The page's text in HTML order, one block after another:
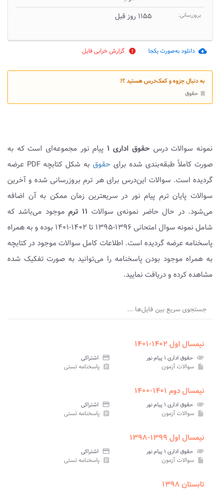
بروزرسانی: ۱۱۵۵ روز قبل
cloud_download دانلود به‌صورت یکجا report گزارش خرابی فایل
به دنبال جزوه و کمک‌درس هستید ؟!
حقوق
نمونه سوالات درس حقوق اداری ۱
پیام نور مجموعه‌ای است که به
صورت کاملاً طبقه‌بندی شده برای حقوق
به شکل کتابچه PDF عرضه
گردیده است. سوالات این‌درس برای هر ترم بروزرسانی شده و آخرین
سوالات پایان ترم پیام نور در سریعترین زمان ممکن به آن اضافه
می‌شود. در حال حاضر نمونه‌ی سوالات ۱۱ ترم
موجود می‌باشد که
شامل نمونه سوال امتحانی ۱۳۹۶-۱۳۹۵ تا ۱۴۰۲-۱۴۰۱ بوده و به همراه
پاسخنامه عرضه گردیده است. اطلاعات کامل سوالات موجود در کتابچه
به همراه موجود بودن پاسخنامه را می‌توانید به صورت تفکیک شده
مشاهده کرده و دریافت نمایید.
جستجوی سریع بین فایل‌ها ...
نیمسال اول ۱۴۰۲-۱۴۰۱
attachment حقوق اداری ۱ پیام نور credit_card اشتراکی
insert_drive_file سوالات آزمون assignment پاسخنامه تستی
نیمسال دوم ۱۴۰۱-۱۴۰۰
attachment حقوق اداری ۱ پیام نور credit_card اشتراکی
insert_drive_file سوالات آزمون assignment پاسخنامه تستی
نیمسال اول ۱۳۹۹-۱۳۹۸
attachment حقوق اداری ۱ پیام نور credit_card اشتراکی
insert_drive_file سوالات آزمون assignment پاسخنامه تستی
تابستان ۱۳۹۸